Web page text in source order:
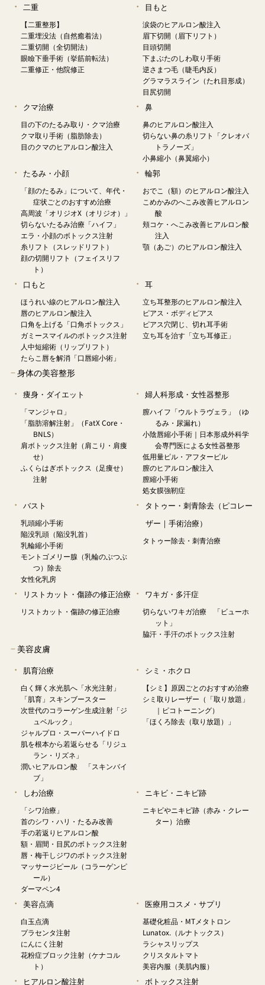
二重
【二重整形】
二重埋没法（自然癒着法）
二重切開（全切開法）
眼瞼下垂手術（挙筋前転法）
二重修正・他院修正
目もと
涙袋のヒアルロン酸注入
眉下切開（眉下リフト）
目頭切開
下まぶたのしわ取り手術
逆さまつ毛（睫毛内反）
グラマラスライン（たれ目形成）
目尻切開
クマ治療
目の下のたるみ取り・クマ治療
クマ取り手術（脂肪除去）
目のクマのヒアルロン酸注入
鼻
鼻のヒアルロン酸注入
切らない鼻の糸リフト「クレオパ
トラノーズ」
小鼻縮小（鼻翼縮小）
たるみ・小顔
「顔のたるみ」について、年代・
症状ごとのおすすめ治療
高周波「オリジオX（オリジオ）」
切らないたるみ治療「ハイフ」
エラ・小顔のボトックス注射
糸リフト（スレッドリフト）
顔の切開リフト（フェイスリフ
ト）
輪郭
おでこ（額）のヒアルロン酸注入
こめかみのへこみ改善ヒアルロン
酸
頬コケ・へこみ改善ヒアルロン酸
注入
顎（あご）のヒアルロン酸注入
口もと
ほうれい線のヒアルロン酸注入
唇のヒアルロン酸注入
口角を上げる「口角ボトックス」
ガミースマイルのボトックス注射
人中短縮術（リップリフト）
たらこ唇を解消「口唇縮小術」
耳
立ち耳整形のヒアルロン酸注入
ピアス・ボディピアス
ピアス穴閉じ、切れ耳手術
立ち耳を治す「立ち耳修正」
−身体の美容整形
痩身・ダイエット
「マンジャロ」
「脂肪溶解注射」（FatX Core・
BNLS）
肩ボトックス注射（肩こり・肩痩
せ）
ふくらはぎボトックス（足痩せ）
注射
婦人科形成・女性器整形
膣ハイフ「ウルトラヴェラ」（ゆ
るみ・尿漏れ）
小陰唇縮小手術｜日本形成外科学
会専門医による女性器整形
低用量ピル・アフターピル
膣のヒアルロン酸注入
膣縮小手術
処女膜強靭症
バスト
乳頭縮小手術
陥没乳頭（陥没乳首）
乳輪縮小手術
モントゴメリー腺（乳輪のぶつぶ
つ）除去
女性化乳房
タトゥー・刺青除去（ピコレー
ザー｜手術治療）
タトゥー除去・刺青治療
リストカット・傷跡の修正治療
リストカット・傷跡の修正治療
ワキガ・多汗症
切らないワキガ治療 「ビューホ
ット」
脇汗・手汗のボトックス注射
−美容皮膚
肌育治療
白く輝く水光肌へ「水光注射」
「肌育」スキンブースター
次世代のコラーゲン生成注射「ジ
ュベルック」
ジャルプロ・スーパーハイドロ
肌を根本から若返らせる「リジュ
ラン・リズネ」
潤いヒアルロン酸 「スキンバイ
ブ」
シミ・ホクロ
【シミ】原因ごとのおすすめ治療
シミ取りレーザー（「取り放題」
｜ピコトーニング）
「ほくろ除去（取り放題）」
しわ治療
「シワ治療」
首のシワ・ハリ・たるみ改善
手の若返りヒアルロン酸
額・眉間・目尻のボトックス注射
唇・梅干しジワのボトックス注射
マッサージピール（コラーゲンピ
ール）
ダーマペン4
ニキビ・ニキビ跡
ニキビやニキビ跡（赤み・クレー
ター）治療
美容点滴
白玉点滴
プラセンタ注射
にんにく注射
花粉症ブロック注射（ケナコル
ト）
医療用コスメ・サプリ
基礎化粧品・MTメタトロン
Lunatox.（ルナトックス）
ラシャスリップス
クリスタルトマト
美容内服（美肌内服）
ヒアルロン酸注射 ボトックス注射